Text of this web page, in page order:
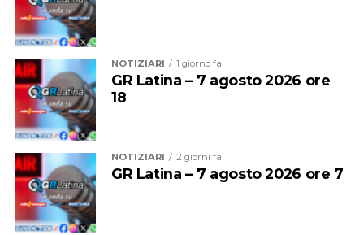
NOTIZIARI 1 giorno fa
GR Latina – 7 agosto 2026 ore
18
NOTIZIARI 2 giorni fa
GR Latina – 7 agosto 2026 ore 7